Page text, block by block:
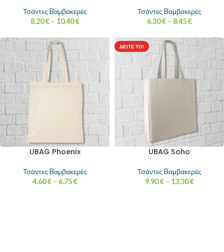
Τσάντες Bαμβακερές
8.20€ – 10.40€
Τσάντες Bαμβακερές
6.30€ – 8.45€
UBAG Phoenix
Τσάντες Bαμβακερές
4.60€ – 6.75€
ΔΕΊΤΕ ΤΟ!
UBAG Soho
Τσάντες Bαμβακερές
9.90€ – 13.30€